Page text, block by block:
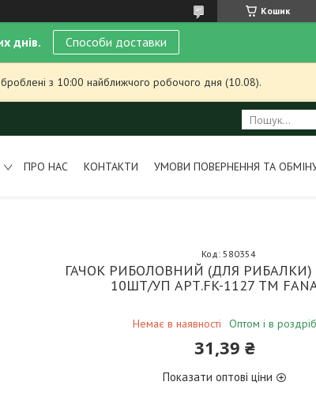
Кошик
днів. Способи доставки
з 10:00 найближчого робочого дня (10.08).
ПРО НАС КОНТАКТИ УМОВИ ПОВЕРНЕННЯ ТА
ГАЧОК РИБОЛОВНИЙ (ДЛЯ РИБАЛКИ)
10ШТ/УП АРТ.FK-1127 ТМ
Немає в наявності Оптом і в роздріб
Код: 580354
31,39 ₴
Показати оптові ціни